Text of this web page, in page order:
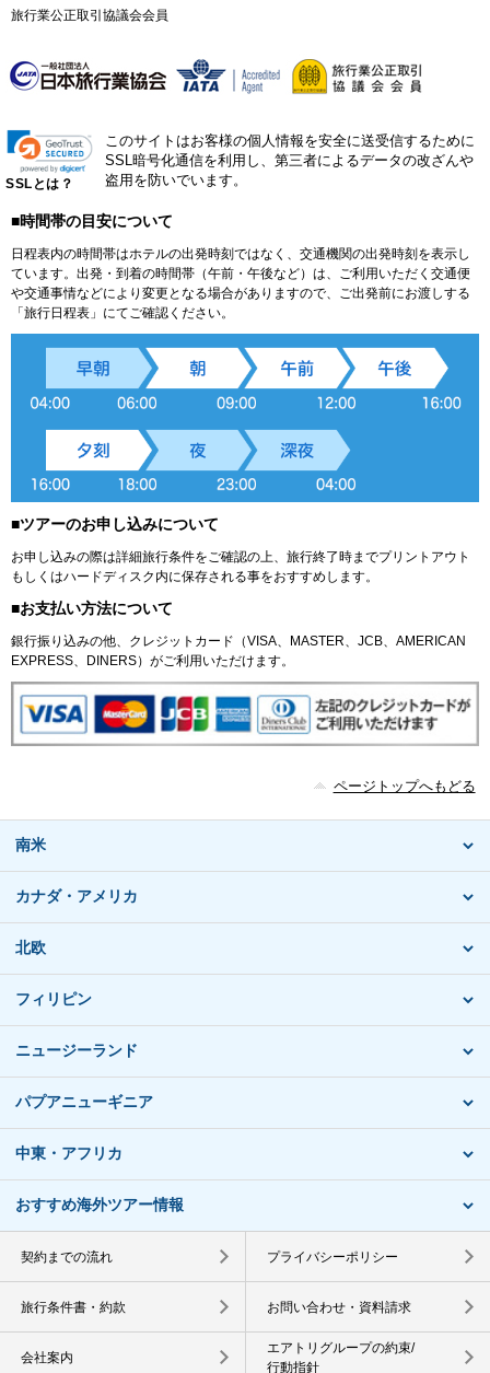
旅行業公正取引協議会会員
SSLとは？
このサイトはお客様の個人情報を安全に送受信するために
SSL暗号化通信を利用し、第三者によるデータの改ざんや
盗用を防いでいます。
■時間帯の目安について
日程表内の時間帯はホテルの出発時刻ではなく、交通機関の出発時刻を表示し
ています。出発・到着の時間帯（午前・午後など）は、ご利用いただく交通便
や交通事情などにより変更となる場合がありますので、ご出発前にお渡しする
「旅行日程表」にてご確認ください。
■ツアーのお申し込みについて
お申し込みの際は詳細旅行条件をご確認の上、旅行終了時までプリントアウト
もしくはハードディスク内に保存される事をおすすめします。
■お支払い方法について
銀行振り込みの他、クレジットカード（VISA、MASTER、JCB、AMERICAN
EXPRESS、DINERS）がご利用いただけます。
ページトップへもどる
南米
カナダ・アメリカ
北欧
フィリピン
ニュージーランド
パプアニューギニア
中東・アフリカ
おすすめ海外ツアー情報
契約までの流れ プライバシーポリシー
旅行条件書・約款 お問い合わせ・資料請求
会社案内
エアトリグループの約束/
行動指針